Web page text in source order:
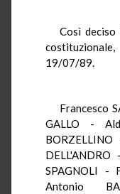
Così deciso
19/07/89.
Francesco
GALLO -
SPAGNOLI -
Antonio